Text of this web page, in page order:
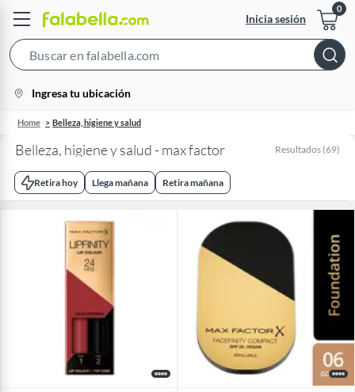
Inicia sesión
Bar
location-
icon
Ingresa tu ubicación
Home Belleza, higiene y salud
Belleza, higiene y salud - max factor Resultados (69)
Retira hoy Llega mañana Retira mañana